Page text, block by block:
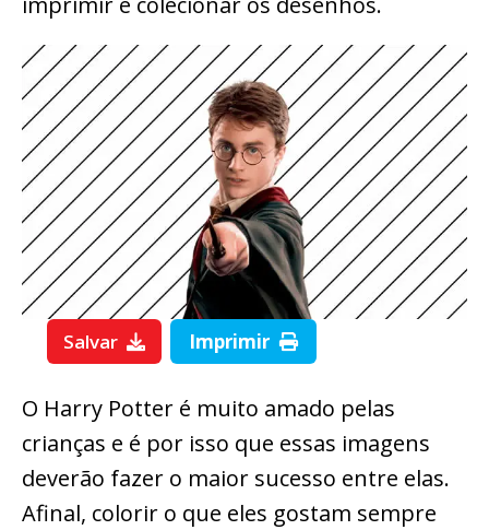
Salvar Imprimir
O Harry Potter é muito amado pelas
crianças e é por isso que essas imagens
deverão fazer o maior sucesso entre elas.
Afinal, colorir o que eles gostam sempre